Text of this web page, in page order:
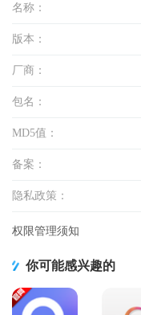
名称：
版本：
厂商：
包名：
MD5值：
备案：
隐私政策：
权限管理须知
你可能感兴趣的